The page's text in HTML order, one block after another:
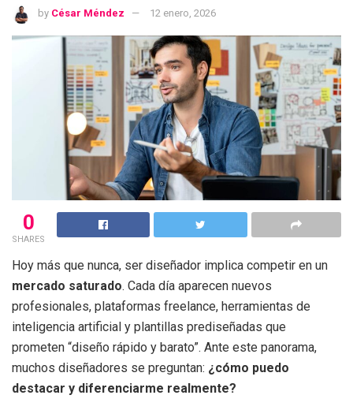
by César Méndez 12 enero, 2026
0
SHARES
Hoy más que nunca, ser diseñador implica competir en un
mercado saturado. Cada día aparecen nuevos
profesionales, plataformas freelance, herramientas de
inteligencia artificial y plantillas prediseñadas que
prometen “diseño rápido y barato”. Ante este panorama,
muchos diseñadores se preguntan: ¿cómo puedo
destacar y diferenciarme realmente?